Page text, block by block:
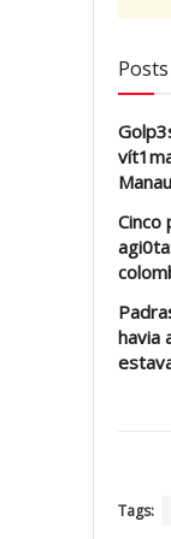
Cinco
havia
Tags: